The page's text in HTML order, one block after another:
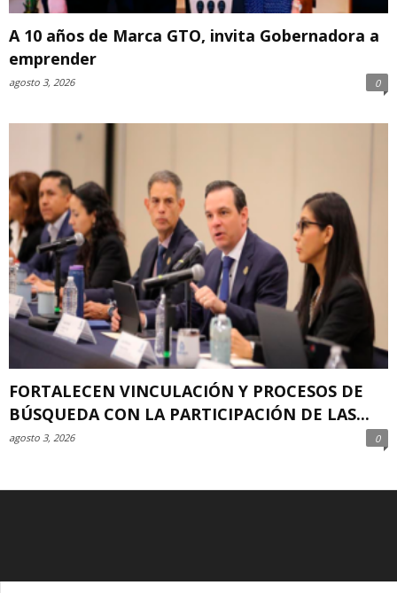
A 10 años de Marca GTO, invita Gobernadora a
emprender
agosto 3, 2026 0
FORTALECEN VINCULACIÓN Y PROCESOS DE
BÚSQUEDA CON LA PARTICIPACIÓN DE LAS...
agosto 3, 2026 0